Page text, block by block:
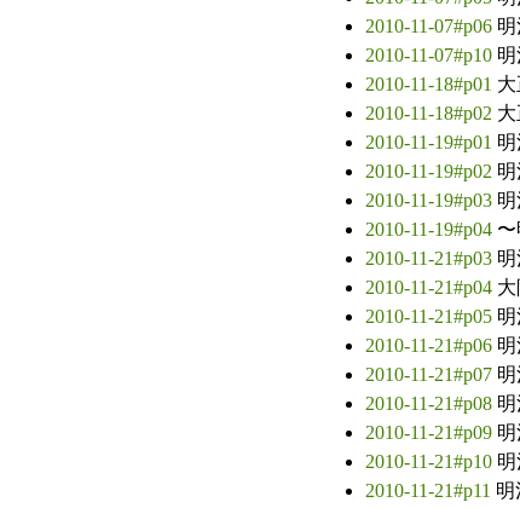
2010-11-07#p06
2010-11-07#p10
2010-11-18#p01
2010-11-18#p02
2010-11-19#p01
2010-11-19#p02
2010-11-19#p03
2010-11-19#p04
2010-11-21#p03
2010-11-21#p04
2010-11-21#p05
2010-11-21#p06
2010-11-21#p07
2010-11-21#p08
2010-11-21#p09
2010-11-21#p10
2010-11-21#p11 明